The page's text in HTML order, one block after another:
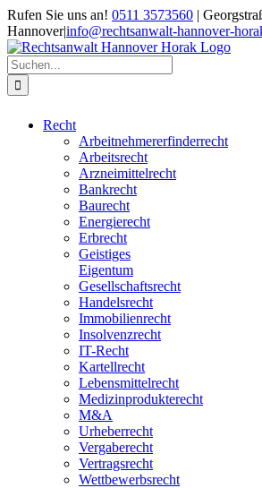
Zum
Inhalt
springen
Rufen Sie uns an! 0511 3573560 |
Hannover|info@rechtsanwalt-hannover-
Suche
nach:
Recht
Arbeitnehmererfinderrecht
Arbeitsrecht
Arzneimittelrecht
Bankrecht
Baurecht
Energierecht
Erbrecht
Geistiges
Eigentum
Gesellschaftsrecht
Handelsrecht
Immobilienrecht
Insolvenzrecht
IT-Recht
Kartellrecht
Lebensmittelrecht
Medizinprodukterecht
M&A
Urheberrecht
Vergaberecht
Vertragsrecht
Wettbewerbsrecht